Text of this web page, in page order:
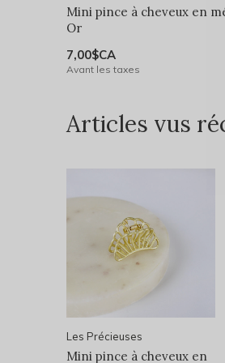
Mini pince à cheveux en
Or
7,00$CA
Avant les taxes
Articles vus
Les Précieuses
Mini pince à cheveux en